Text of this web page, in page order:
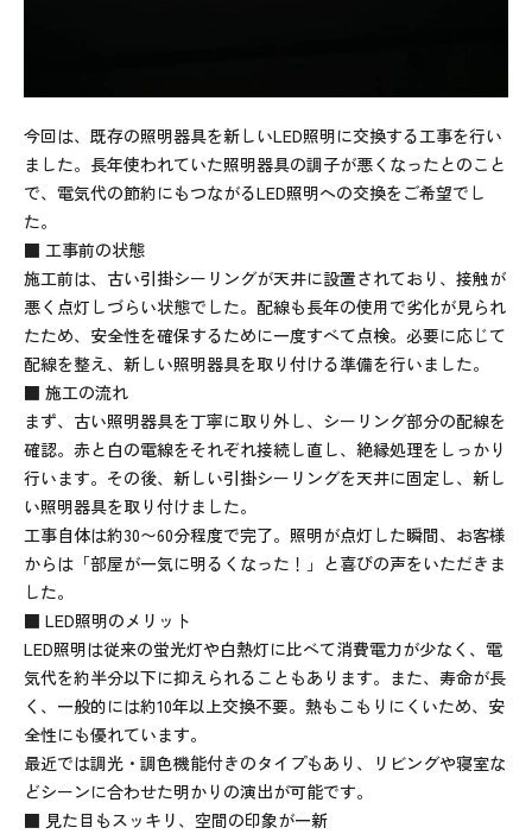
今回は、既存の照明器具を新しいLED照明に交換する工事を行い
ました。長年使われていた照明器具の調子が悪くなったとのこと
で、電気代の節約にもつながるLED照明への交換をご希望でし
た。
■ 工事前の状態
施工前は、古い引掛シーリングが天井に設置されており、接触が
悪く点灯しづらい状態でした。配線も長年の使用で劣化が見られ
たため、安全性を確保するために一度すべて点検。必要に応じて
配線を整え、新しい照明器具を取り付ける準備を行いました。
■ 施工の流れ
まず、古い照明器具を丁寧に取り外し、シーリング部分の配線を
確認。赤と白の電線をそれぞれ接続し直し、絶縁処理をしっかり
行います。その後、新しい引掛シーリングを天井に固定し、新し
い照明器具を取り付けました。
工事自体は約30〜60分程度で完了。照明が点灯した瞬間、お客様
からは「部屋が一気に明るくなった！」と喜びの声をいただきま
した。
■ LED照明のメリット
LED照明は従来の蛍光灯や白熱灯に比べて消費電力が少なく、電
気代を約半分以下に抑えられることもあります。また、寿命が長
く、一般的には約10年以上交換不要。熱もこもりにくいため、安
全性にも優れています。
最近では調光・調色機能付きのタイプもあり、リビングや寝室な
どシーンに合わせた明かりの演出が可能です。
■ 見た目もスッキリ、空間の印象が一新